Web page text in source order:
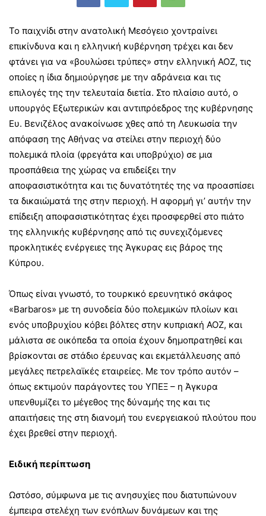
Το παιχνίδι στην ανατολική Μεσόγειο χοντραίνει
επικίνδυνα και η ελληνική κυβέρνηση τρέχει και δεν
φτάνει για να «βουλώσει τρύπες» στην ελληνική ΑΟΖ, τις
οποίες η ίδια δημιούργησε με την αδράνεια και τις
επιλογές της την τελευταία διετία. Στο πλαίσιο αυτό, ο
υπουργός Εξωτερικών και αντιπρόεδρος της κυβέρνησης
Ευ. Βενιζέλος ανακοίνωσε χθες από τη Λευκωσία την
απόφαση της Αθήνας να στείλει στην περιοχή δύο
πολεμικά πλοία (φρεγάτα και υποβρύχιο) σε μια
προσπάθεια της χώρας να επιδείξει την
αποφασιστικότητα και τις δυνατότητές της να προασπίσει
τα δικαιώματά της στην περιοχή. Η αφορμή γι’ αυτήν την
επίδειξη αποφασιστικότητας έχει προσφερθεί στο πιάτο
της ελληνικής κυβέρνησης από τις συνεχιζόμενες
προκλητικές ενέργειες της Άγκυρας εις βάρος της
Κύπρου.
Όπως είναι γνωστό, το τουρκικό ερευνητικό σκάφος
«Barbaros» με τη συνοδεία δύο πολεμικών πλοίων και
ενός υποβρυχίου κόβει βόλτες στην κυπριακή ΑΟΖ, και
μάλιστα σε οικόπεδα τα οποία έχουν δημοπρατηθεί και
βρίσκονται σε στάδιο έρευνας και εκμετάλλευσης από
μεγάλες πετρελαϊκές εταιρείες. Με τον τρόπο αυτόν –
όπως εκτιμούν παράγοντες του ΥΠΕΞ – η Άγκυρα
υπενθυμίζει το μέγεθος της δύναμής της και τις
απαιτήσεις της στη διανομή του ενεργειακού πλούτου που
έχει βρεθεί στην περιοχή.
Ειδική περίπτωση
Ωστόσο, σύμφωνα με τις ανησυχίες που διατυπώνουν
έμπειρα στελέχη των ενόπλων δυνάμεων και της